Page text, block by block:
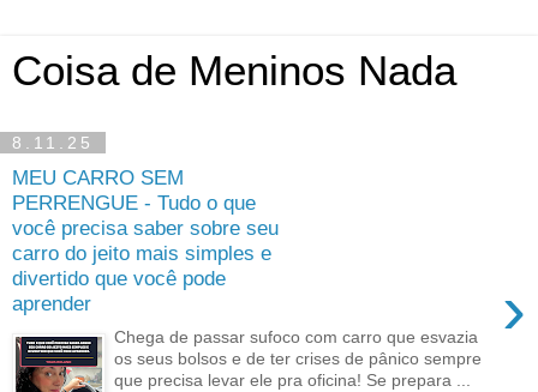
Coisa de Meninos Nada
8.11.25
MEU CARRO SEM
PERRENGUE - Tudo o que
você precisa saber sobre seu
carro do jeito mais simples e
divertido que você pode
aprender
›
Chega de passar sufoco com carro que esvazia
os seus bolsos e de ter crises de pânico sempre
que precisa levar ele pra oficina! Se prepara ...